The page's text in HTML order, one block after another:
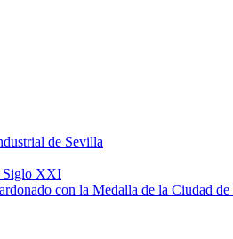
de Sevilla
Siglo XXI
con la Medalla de la Ciudad